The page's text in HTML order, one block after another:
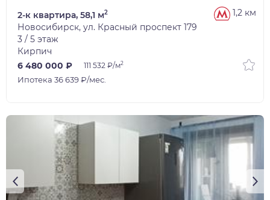
1,2 км
2-к квартира, 58,1 м2
Новосибирск, ул. Красный проспект 179
3 / 5 этаж
Кирпич
6 480 000 ₽
111 532 ₽/м2
Ипотека 36 639 ₽/мес.